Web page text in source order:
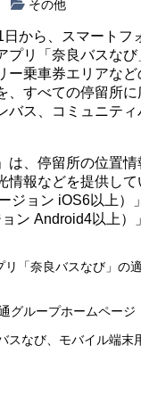
その他
から、スマートフ
プリ「奈良バスな
ー乗車券エリアな
、すべての停留所に
バス、コミュニテ
は、停留所の位置
情報などを提供し
ジョン iOS6以上）
ン Android4以上）
リ「奈良バスなび」の
グループホームページ
スなび モバイル端末